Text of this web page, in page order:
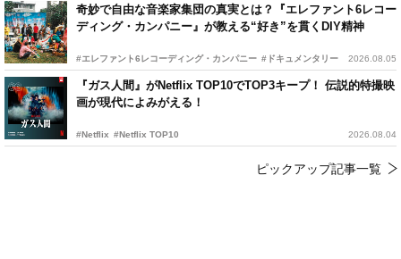
奇妙で自由な音楽家集団の真実とは？『エレファント6レコー
ディング・カンパニー』が教える“好き”を貫くDIY精神
#エレファント6レコーディング・カンパニー #ドキュメンタリー 2026.08.05
『ガス人間』がNetflix TOP10でTOP3キープ！ 伝説的特撮映
画が現代によみがえる！
#Netflix #Netflix TOP10 2026.08.04
ピックアップ記事一覧